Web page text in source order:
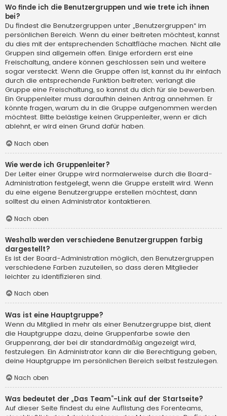
Wo finde ich die Benutzergruppen und wie trete ich ihnen
bei?
Du findest die Benutzergruppen unter „Benutzergruppen“ im
persönlichen Bereich. Wenn du einer beitreten möchtest, kannst
du dies mit der entsprechenden Schaltfläche machen. Nicht alle
Gruppen sind allgemein offen. Einige erfordern erst eine
Freischaltung, andere können geschlossen sein und weitere
sogar versteckt. Wenn die Gruppe offen ist, kannst du ihr einfach
durch die entsprechende Funktion beitreten; verlangt die
Gruppe eine Freischaltung, so kannst du dich für sie bewerben.
Ein Gruppenleiter muss daraufhin deinen Antrag annehmen. Er
könnte fragen, warum du in die Gruppe aufgenommen werden
möchtest. Bitte belästige keinen Gruppenleiter, wenn er dich
ablehnt, er wird einen Grund dafür haben.
Nach oben
Wie werde ich Gruppenleiter?
Der Leiter einer Gruppe wird normalerweise durch die Board-
Administration festgelegt, wenn die Gruppe erstellt wird. Wenn
du eine eigene Benutzergruppe erstellen möchtest, dann
solltest du einen Administrator kontaktieren.
Nach oben
Weshalb werden verschiedene Benutzergruppen farbig
dargestellt?
Es ist der Board-Administration möglich, den Benutzergruppen
verschiedene Farben zuzuteilen, so dass deren Mitglieder
leichter zu identifizieren sind.
Nach oben
Was ist eine Hauptgruppe?
Wenn du Mitglied in mehr als einer Benutzergruppe bist, dient
die Hauptgruppe dazu, deine Gruppenfarbe sowie den
Gruppenrang, der bei dir standardmäßig angezeigt wird,
festzulegen. Ein Administrator kann dir die Berechtigung geben,
deine Hauptgruppe im persönlichen Bereich selbst festzulegen.
Nach oben
Was bedeutet der „Das Team“-Link auf der Startseite?
Auf dieser Seite findest du eine Auflistung des Forenteams,